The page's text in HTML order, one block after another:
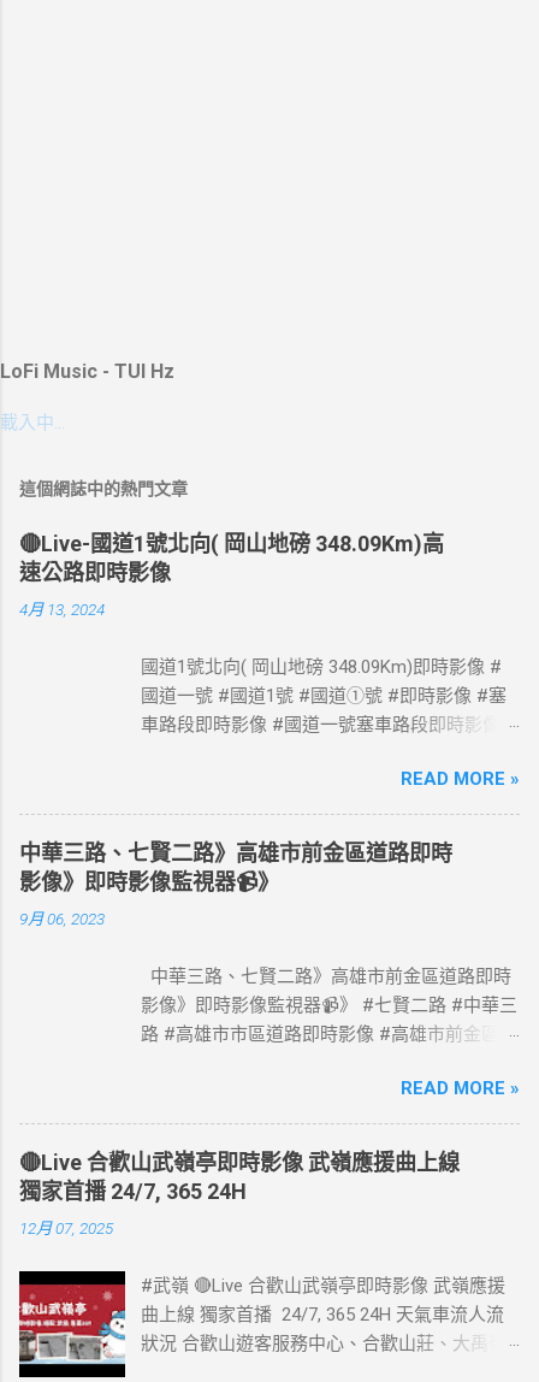
LoFi Music - TUI Hz
載入中…
這個網誌中的熱門文章
🔴Live-國道1號北向( 岡山地磅 348.09Km)高
速公路即時影像
4月 13, 2024
國道1號北向( 岡山地磅 348.09Km)即時影像 #
國道一號 #國道1號 #國道①號 #即時影像 #塞
車路段即時影像 #國道一號塞車路段即時影像 #
#國道1號塞車路段 #Taiwan #Live #freeway #
高速公路即時影像 #高速公路 即時了解路況，
以免塞車。 影像資料來源：交通部高速公路局
政府網站資料開放宣告
https://www.freeway.gov.tw/Publish.aspx?
READ MORE »
中華三路、七賢二路》高雄市前金區道路即時
影像》即時影像監視器📹》
9月 06, 2023
中華三路、七賢二路》高雄市前金區道路即時
影像》即時影像監視器📹》 #七賢二路 #中華三
路 #高雄市市區道路即時影像 #高雄市前金區道
READ MORE »
🔴Live 合歡山武嶺亭即時影像 武嶺應援曲上線
獨家首播 24/7, 365 24H
12月 07, 2025
#武嶺 🔴Live 合歡山武嶺亭即時影像 武嶺應援
曲上線 獨家首播 24/7, 365 24H 天氣車流人流
狀況 合歡山遊客服務中心、合歡山莊、大禹嶺